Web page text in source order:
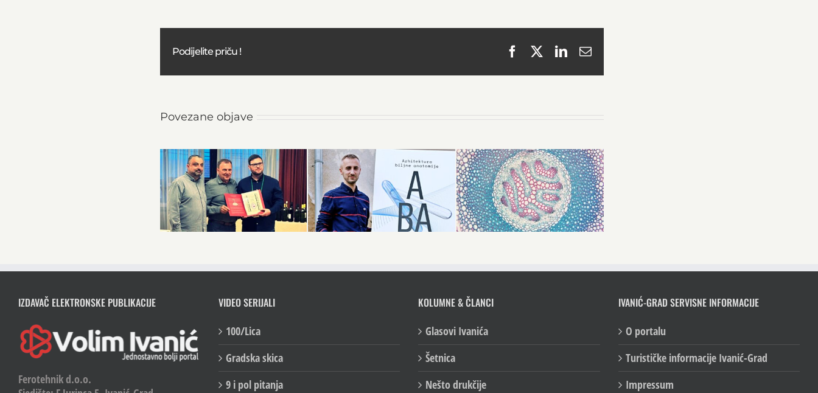
Podijelite priču ! FacebookLinkedIn
Email
Povezane objave
IZDAVAČ ELEKTRONSKE PUBLIKACIJE
Ferotehnik d.o.o.
VIDEO SERIJALI
100/Lica
Gradska skica
9 i pol pitanja
KOLUMNE & ČLANCI
Glasovi Ivanića
Šetnica
Nešto drukčije
IVANIĆ-GRAD SERVISNE INFORMACIJE
O portalu
Turističke informacije Ivanić-Grad
Impressum